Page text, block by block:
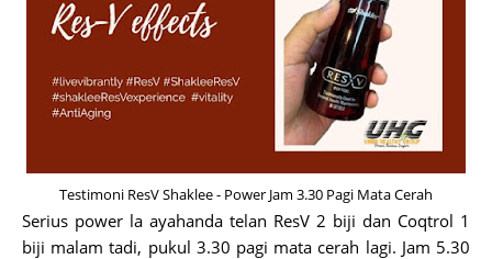
Testimoni ResV Shaklee - Power Jam 3.30 Pagi Mata Cerah
Serius power la ayahanda telan ResV 2 biji dan Coqtrol 1
biji malam tadi, pukul 3.30 pagi mata cerah lagi. Jam 5.30